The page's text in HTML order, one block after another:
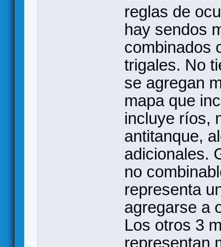
reglas de
hay sendos
combinados
trigales. No
se agregan
mapa que
incluye ríos,
antitanque,
adicionales.
no
representa
agregarse a
Los otros 3
representan